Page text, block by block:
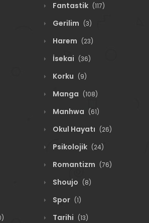
Fantastik (117)
Gerilim (3)
Harem (23)
İsekai (36)
Korku (9)
Manga (108)
Manhwa (61)
Okul Hayatı (26)
Psikolojik (24)
Romantizm (76)
Shoujo (8)
Spor (1)
Tarihi (13)